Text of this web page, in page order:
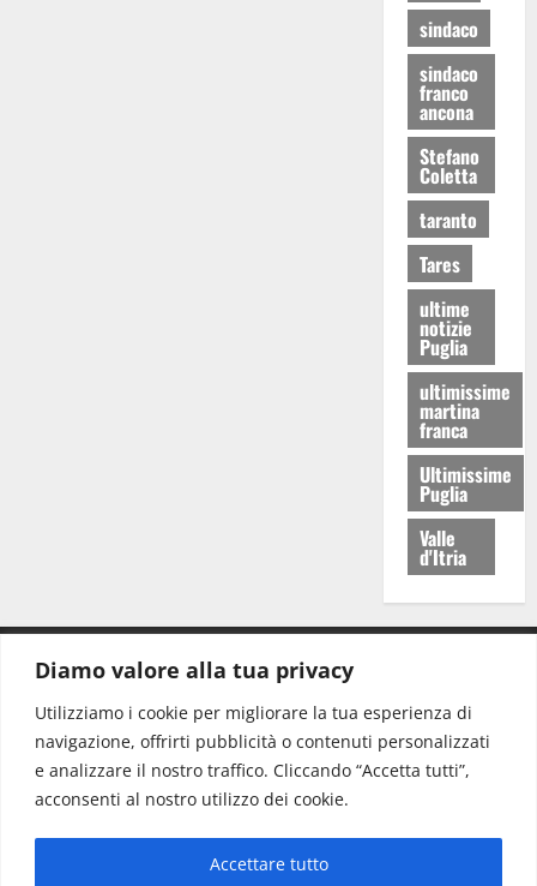
Diamo valore alla tua privacy
Utilizziamo i cookie per migliorare la tua esperienza di
navigazione, offrirti pubblicità o contenuti personalizzati
e analizzare il nostro traffico. Cliccando “Accetta tutti”,
acconsenti al nostro utilizzo dei cookie.
Accettare tutto
sindaco
sindaco
franco
ancona
Stefano
Coletta
taranto
Tares
ultime
notizie
Puglia
ultimissime
martina
franca
Ultimissime
Puglia
Valle
d'Itria
Redazione: redazione@www.martinasera.it
Direttore:direttore@www.martinasera.it
Info & Commerciale:info@www.martinasera.it